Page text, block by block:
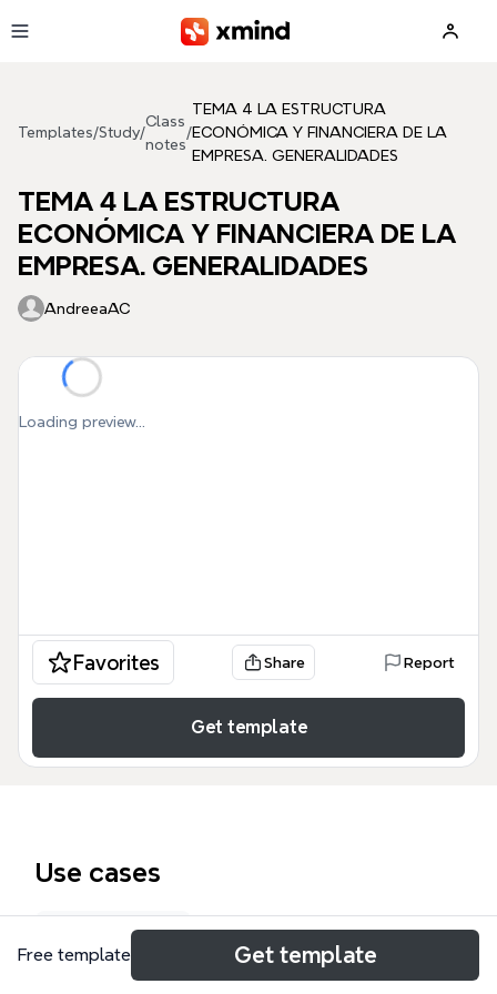
Templates/Study/
Class
notes
/
TEMA 4 LA ESTRUCTURA
ECONÓMICA Y FINANCIERA DE LA
EMPRESA. GENERALIDADES
TEMA 4 LA ESTRUCTURA
ECONÓMICA Y FINANCIERA DE LA
EMPRESA. GENERALIDADES
AndreeaAC
Loading preview...
Favorites Share Report
Get template
Use cases
Class notes
Free template Get template